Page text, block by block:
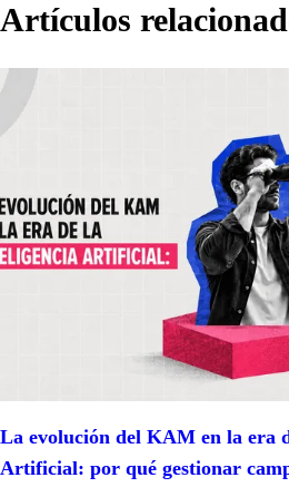
Artículos
La evolución del KAM en la era
Artificial: por qué gestionar